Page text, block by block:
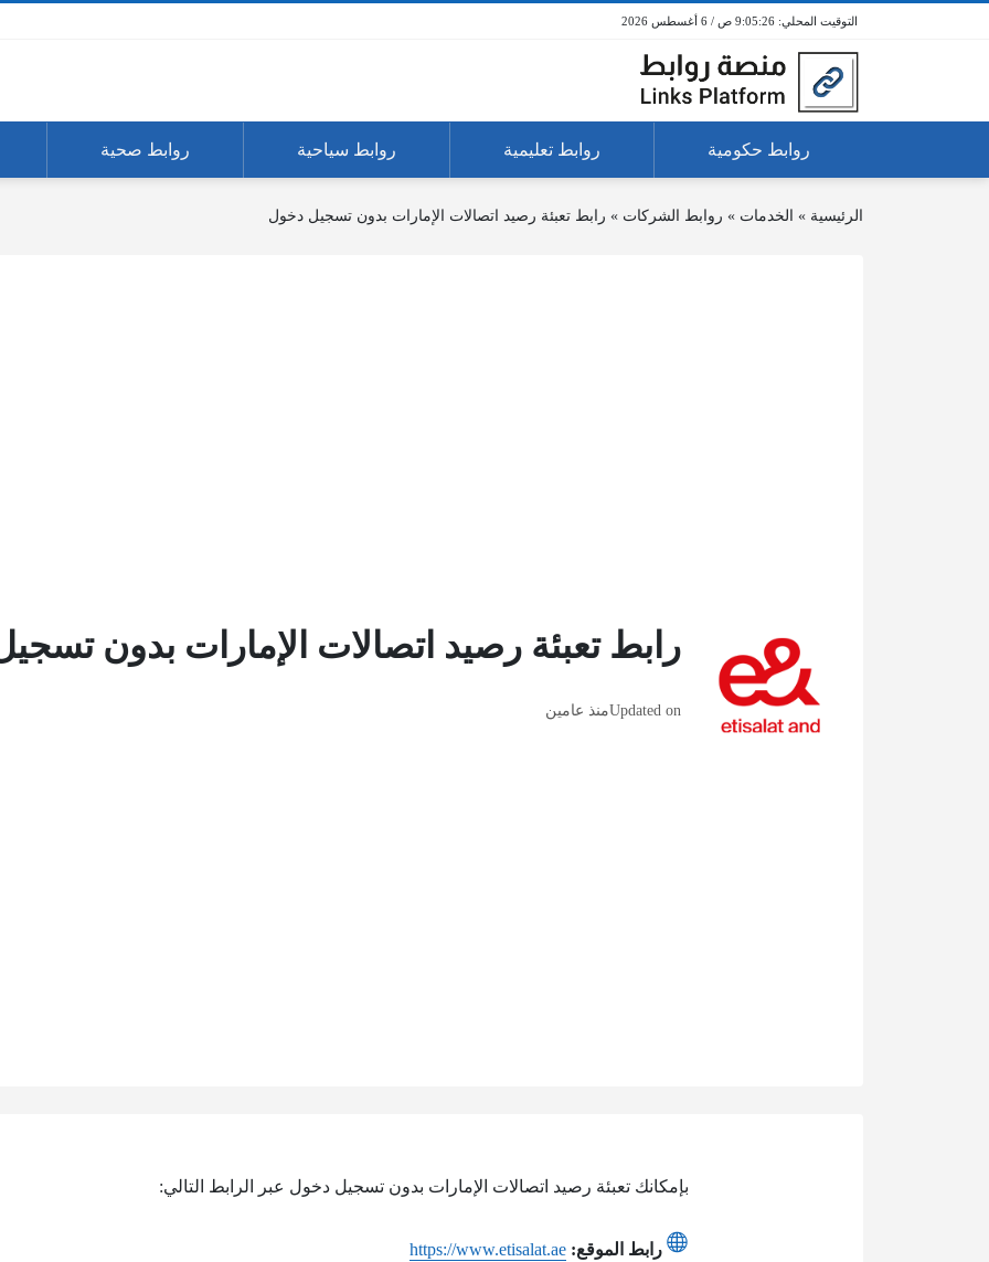
9:05:26 ص / 6 أغسطس 2026
روابط حكومية روابط تعليمية روابط سياحية روابط صحية
الرئيسية » الخدمات » روابط الشركات » رابط تعبئة رصيد اتصالات الإمارات بدون تسجيل دخول
رابط تعبئة رصيد اتصالات الإمارات بدون
Updated onمنذ عامين
بإمكانك تعبئة رصيد اتصالات الإمارات بدون تسجيل دخول عبر الرابط التالي:
رابط الموقع: https://www.etisalat.ae